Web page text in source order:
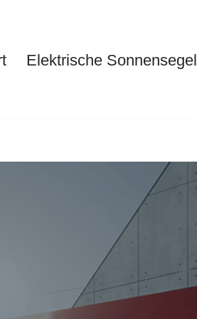
Elektrische Sonnensegel